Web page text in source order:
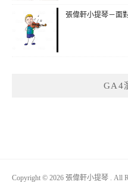
張偉軒小提琴－面
GA4
Copyright © 2026 張偉軒小提琴 . All